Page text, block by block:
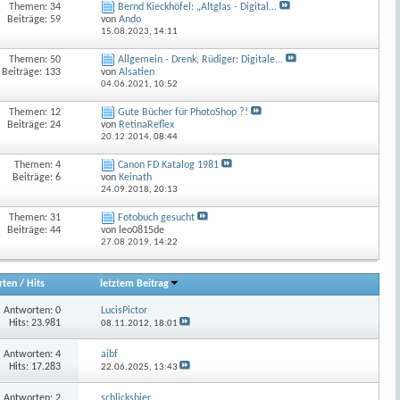
Themen: 34
Beiträge: 59
Bernd Kieckhöfel: „Altglas - Digital...
vonAndo
15.08.2023, 14:11
Themen: 50
Beiträge: 133
Allgemein - Drenk, Rüdiger: Digitale...
vonAlsatien
04.06.2021, 10:52
Themen: 12
Beiträge: 24
Gute Bücher für PhotoShop ?!
von RetinaReflex
20.12.2014,08:44
Themen: 4
Beiträge: 6
Canon FD Katalog 1981
von Keinath
24.09.2018,20:13
Themen: 31
Beiträge: 44
Fotobuch gesucht
von leo0815de
27.08.2019, 14:22
/ Hits letztem Beitrag
Antworten: 0
Hits: 23.981
LucisPictor
08.11.2012, 18:01
Antworten: 4
Hits: 17.283
aibf
22.06.2025, 13:43